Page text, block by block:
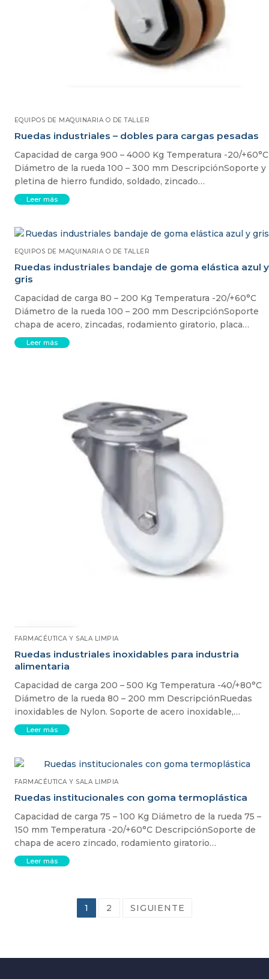
EQUIPOS DE MAQUINARIA O DE TALLER
Ruedas industriales – dobles para cargas pesadas
Capacidad de carga 900 – 4000 Kg Temperatura -20/+60°C
Diámetro de la rueda 100 – 300 mm DescripciónSoporte y
pletina de hierro fundido, soldado, zincado…
Leer más
EQUIPOS DE MAQUINARIA O DE TALLER
Ruedas industriales bandaje de goma elástica azul y
gris
Capacidad de carga 80 – 200 Kg Temperatura -20/+60°C
Diámetro de la rueda 100 – 200 mm DescripciónSoporte
chapa de acero, zincadas, rodamiento giratorio, placa…
Leer más
FARMACÉUTICA Y SALA LIMPIA
Ruedas industriales inoxidables para industria
alimentaria
Capacidad de carga 200 – 500 Kg Temperatura -40/+80°C
Diámetro de la rueda 80 – 200 mm DescripciónRuedas
inoxidables de Nylon. Soporte de acero inoxidable,…
Leer más
FARMACÉUTICA Y SALA LIMPIA
Ruedas institucionales con goma termoplástica
Capacidad de carga 75 – 100 Kg Diámetro de la rueda 75 –
150 mm Temperatura -20/+60°C DescripciónSoporte de
chapa de acero zincado, rodamiento giratorio…
Leer más
1 2 SIGUIENTE